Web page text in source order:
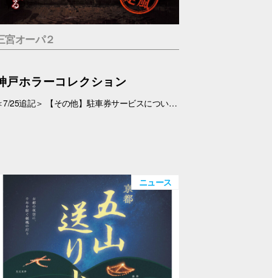
宮オーパ２
戸ホラーコレクション
＜7/25追記＞ 【その他】駐車券サービスについて、 対象外となっておりましたが、7/26(日)より、対象とさせていただきます。 ＜7/19追記＞ お化け屋敷の制作・プロデュース#エスプランニング が手掛ける本格お化け屋敷。 このお化け屋敷の主人公はあなたです。足を踏み入れてはいけない村に迷い込んだあなたの運命は…繋がる４つのストーリー 1.ルーム型「タブー」 友達を探している最中に、見つけた村を訪れたあなたの運命は…歩き回らないルーム型お化け屋敷です。狭い部屋内で繰り広げられる数々の恐怖体験… 2.暗闇型「ダークネス」 逃げた場所は、何も見えない闇… だが確実にあの化け物は私を追ってきている。手の感触を頼りに暗闇の中を進んで行く。暗闇に潜む化け物とは… 3.ウォークスルー型「ヴィレッジ」 暗闇を抜けてもまだ家の中だった…この家から外に出ろ！歩いて回る王道のお化け屋敷。とにかく前へ進み続けるしかない。 4.サウンド型「ドールズ」 私はあの化け物に見つからないように隠れた。私を探しているのは、あの化け物だけではない。ヘッドフォンだけで聞く恐怖。 【日程】 7/11(土)・7/12(日)、7/18(土)～9/23(水・祝) 【時間】 11:00～20:00(最終受付 19:30) 【場所】 5F 特設会場 【料金】 １.タブー 税込1,200円 ２.ダークネス 税込1,200円 ３.ヴィレッジ 税込1,500円 ４.ドールズ 税込1,200円 １～４セット券 税込4,500円 【その他】 ・入場券は会場のみでの販売となります。 ・お支払いは現金・PayPay（但しPayPayは7/18以降対応可能見込み） ・6才未満のお子さま、妊婦の方、アルコールを摂取されてる方は入場はご遠慮下さい。 ・駐車券サービスは対象外とさせていただきます。➡※7/26(日)より、対象となりました。
ニュース